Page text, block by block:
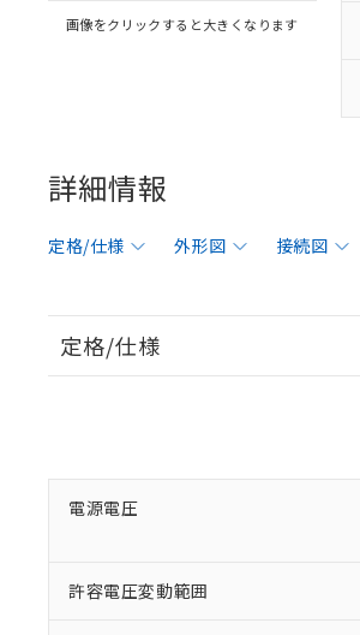
画像をクリックすると大きくなります
詳細情報
定格/仕様 外形図 接続図
定格/仕様
電源電圧
許容電圧変動範囲